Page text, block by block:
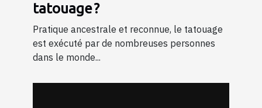
tatouage ?
Pratique ancestrale et reconnue, le tatouage
est exécuté par de nombreuses personnes
dans le monde...